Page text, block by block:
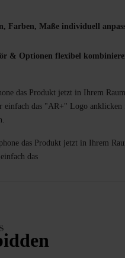
Farben, Maße individuell
& Optionen flexibel
das Produkt jetzt in Ihrem
einfach das "AR+" Logo anklicken